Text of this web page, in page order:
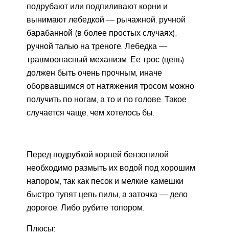
подрубают или подпиливают корни и
вынимают лебедкой — рычажной, ручной
барабанной (в более простых случаях),
ручной талью на треноге. Лебедка —
травмоопасный механизм. Ее трос (цепь)
должен быть очень прочным, иначе
оборвавшимся от натяжения тросом можно
получить по ногам, а то и по голове. Такое
случается чаще, чем хотелось бы.
Перед подрубкой корней бензопилой
необходимо размыть их водой под хорошим
напором, так как песок и мелкие камешки
быстро тупят цепь пилы, а заточка — дело
дорогое. Либо рубите топором.
Плюсы: